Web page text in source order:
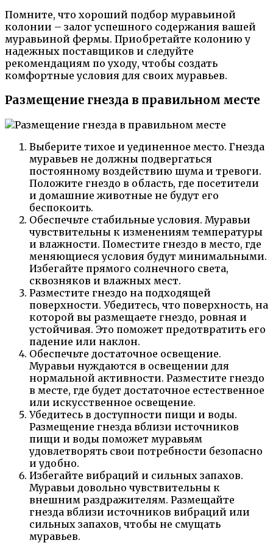
Помните, что хороший подбор муравьиной
колонии – залог успешного содержания вашей
муравьиной фермы. Приобретайте колонию у
надежных поставщиков и следуйте
рекомендациям по уходу, чтобы создать
комфортные условия для своих муравьев.
Размещение гнезда в правильном месте
Выберите тихое и уединенное место. Гнезда
муравьев не должны подвергаться
постоянному воздействию шума и тревоги.
Положите гнездо в область, где посетители
и домашние животные не будут его
беспокоить.
Обеспечьте стабильные условия. Муравьи
чувствительны к изменениям температуры
и влажности. Поместите гнездо в место, где
меняющиеся условия будут минимальными.
Избегайте прямого солнечного света,
сквозняков и влажных мест.
Разместите гнездо на подходящей
поверхности. Убедитесь, что поверхность, на
которой вы размещаете гнездо, ровная и
устойчивая. Это поможет предотвратить его
падение или наклон.
Обеспечьте достаточное освещение.
Муравьи нуждаются в освещении для
нормальной активности. Разместите гнездо
в месте, где будет достаточное естественное
или искусственное освещение.
Убедитесь в доступности пищи и воды.
Размещение гнезда вблизи источников
пищи и воды поможет муравьям
удовлетворять свои потребности безопасно
и удобно.
Избегайте вибраций и сильных запахов.
Муравьи довольно чувствительны к
внешним раздражителям. Размещайте
гнезда вблизи источников вибраций или
сильных запахов, чтобы не смущать
муравьев.